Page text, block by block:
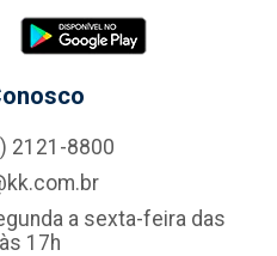
2121-8800
a sexta-feira das
17h